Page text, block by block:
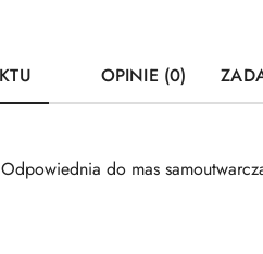
OPINIE (0)
do mas